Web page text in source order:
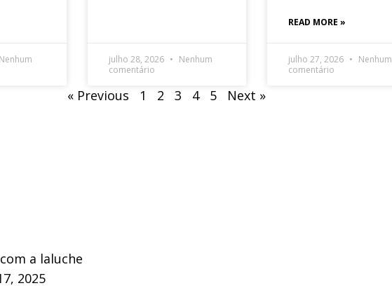
Nenhum
julho 28, 2026
Nenhum
comentário
READ MORE »
julho 27, 2026
Nenhum
comentário
« Previous 1 2 3 4 5 Next »
a laluche
2025